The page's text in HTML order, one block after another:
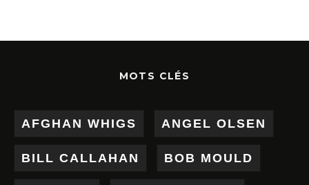
MOTS CLÉS
AFGHAN WHIGS ANGEL OLSEN
BILL CALLAHAN BOB MOULD